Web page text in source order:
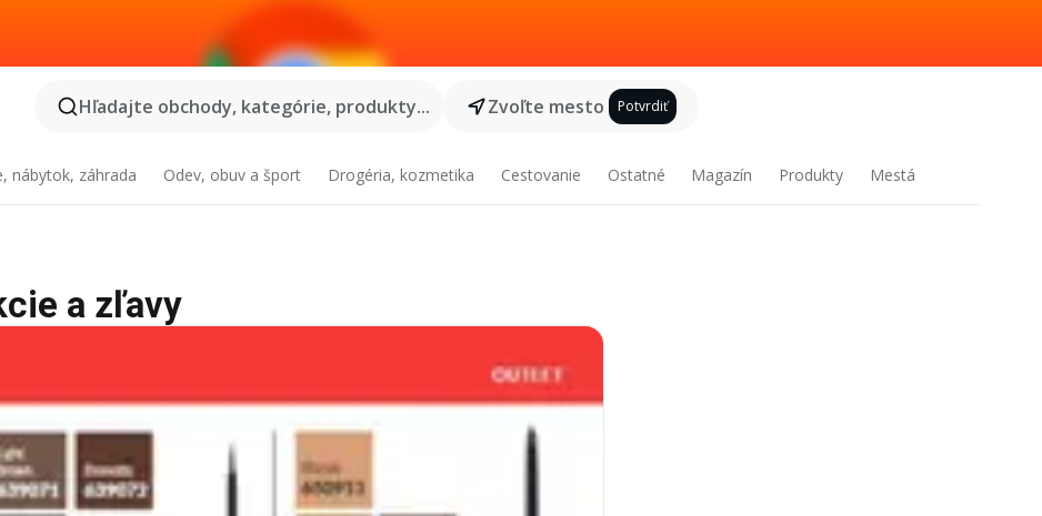
Hľadajte obchody, kategórie, produkty...
Zvoľte mesto Potvrdiť
nábytok, záhrada Odev, obuv a šport Drogéria, kozmetika Cestovanie Ostatné Magazín Produkty Mestá
a zľavy